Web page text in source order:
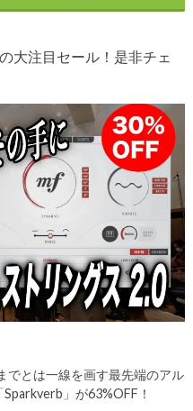
大注目セール！是非チェ
でとは一線を画す最先端のアル
」が63%OFF！